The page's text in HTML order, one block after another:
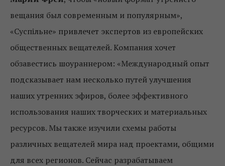
вещания был современным и популярным»,
«Суспільне» привлечет экспертов из европейских
общественных вещателей. Компания хочет
обзавестись шоураннером: «Международный опыт
подсказывает нам несколько путей улучшения
наших утренних эфиров, более эффективного
использования наших творческих и материальных
ресурсов. Мы также изучили схемы работы
различных вещателей мира над проектами, общими
для всех регионов. Сейчас разрабатываем